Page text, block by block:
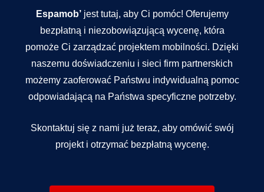
Espamob’jest tutaj, aby Ci pomóc! Oferujemy
bezpłatną i niezobowiązującą wycenę, która
pomoże Ci zarządzać projektem mobilności. Dzięki
naszemu doświadczeniu i sieci firm partnerskich
możemy zaoferować Państwu indywidualną pomoc
odpowiadającą na Państwa specyficzne potrzeby.
Skontaktuj się z nami już teraz, aby omówić swój
projekt i otrzymać bezpłatną wycenę.